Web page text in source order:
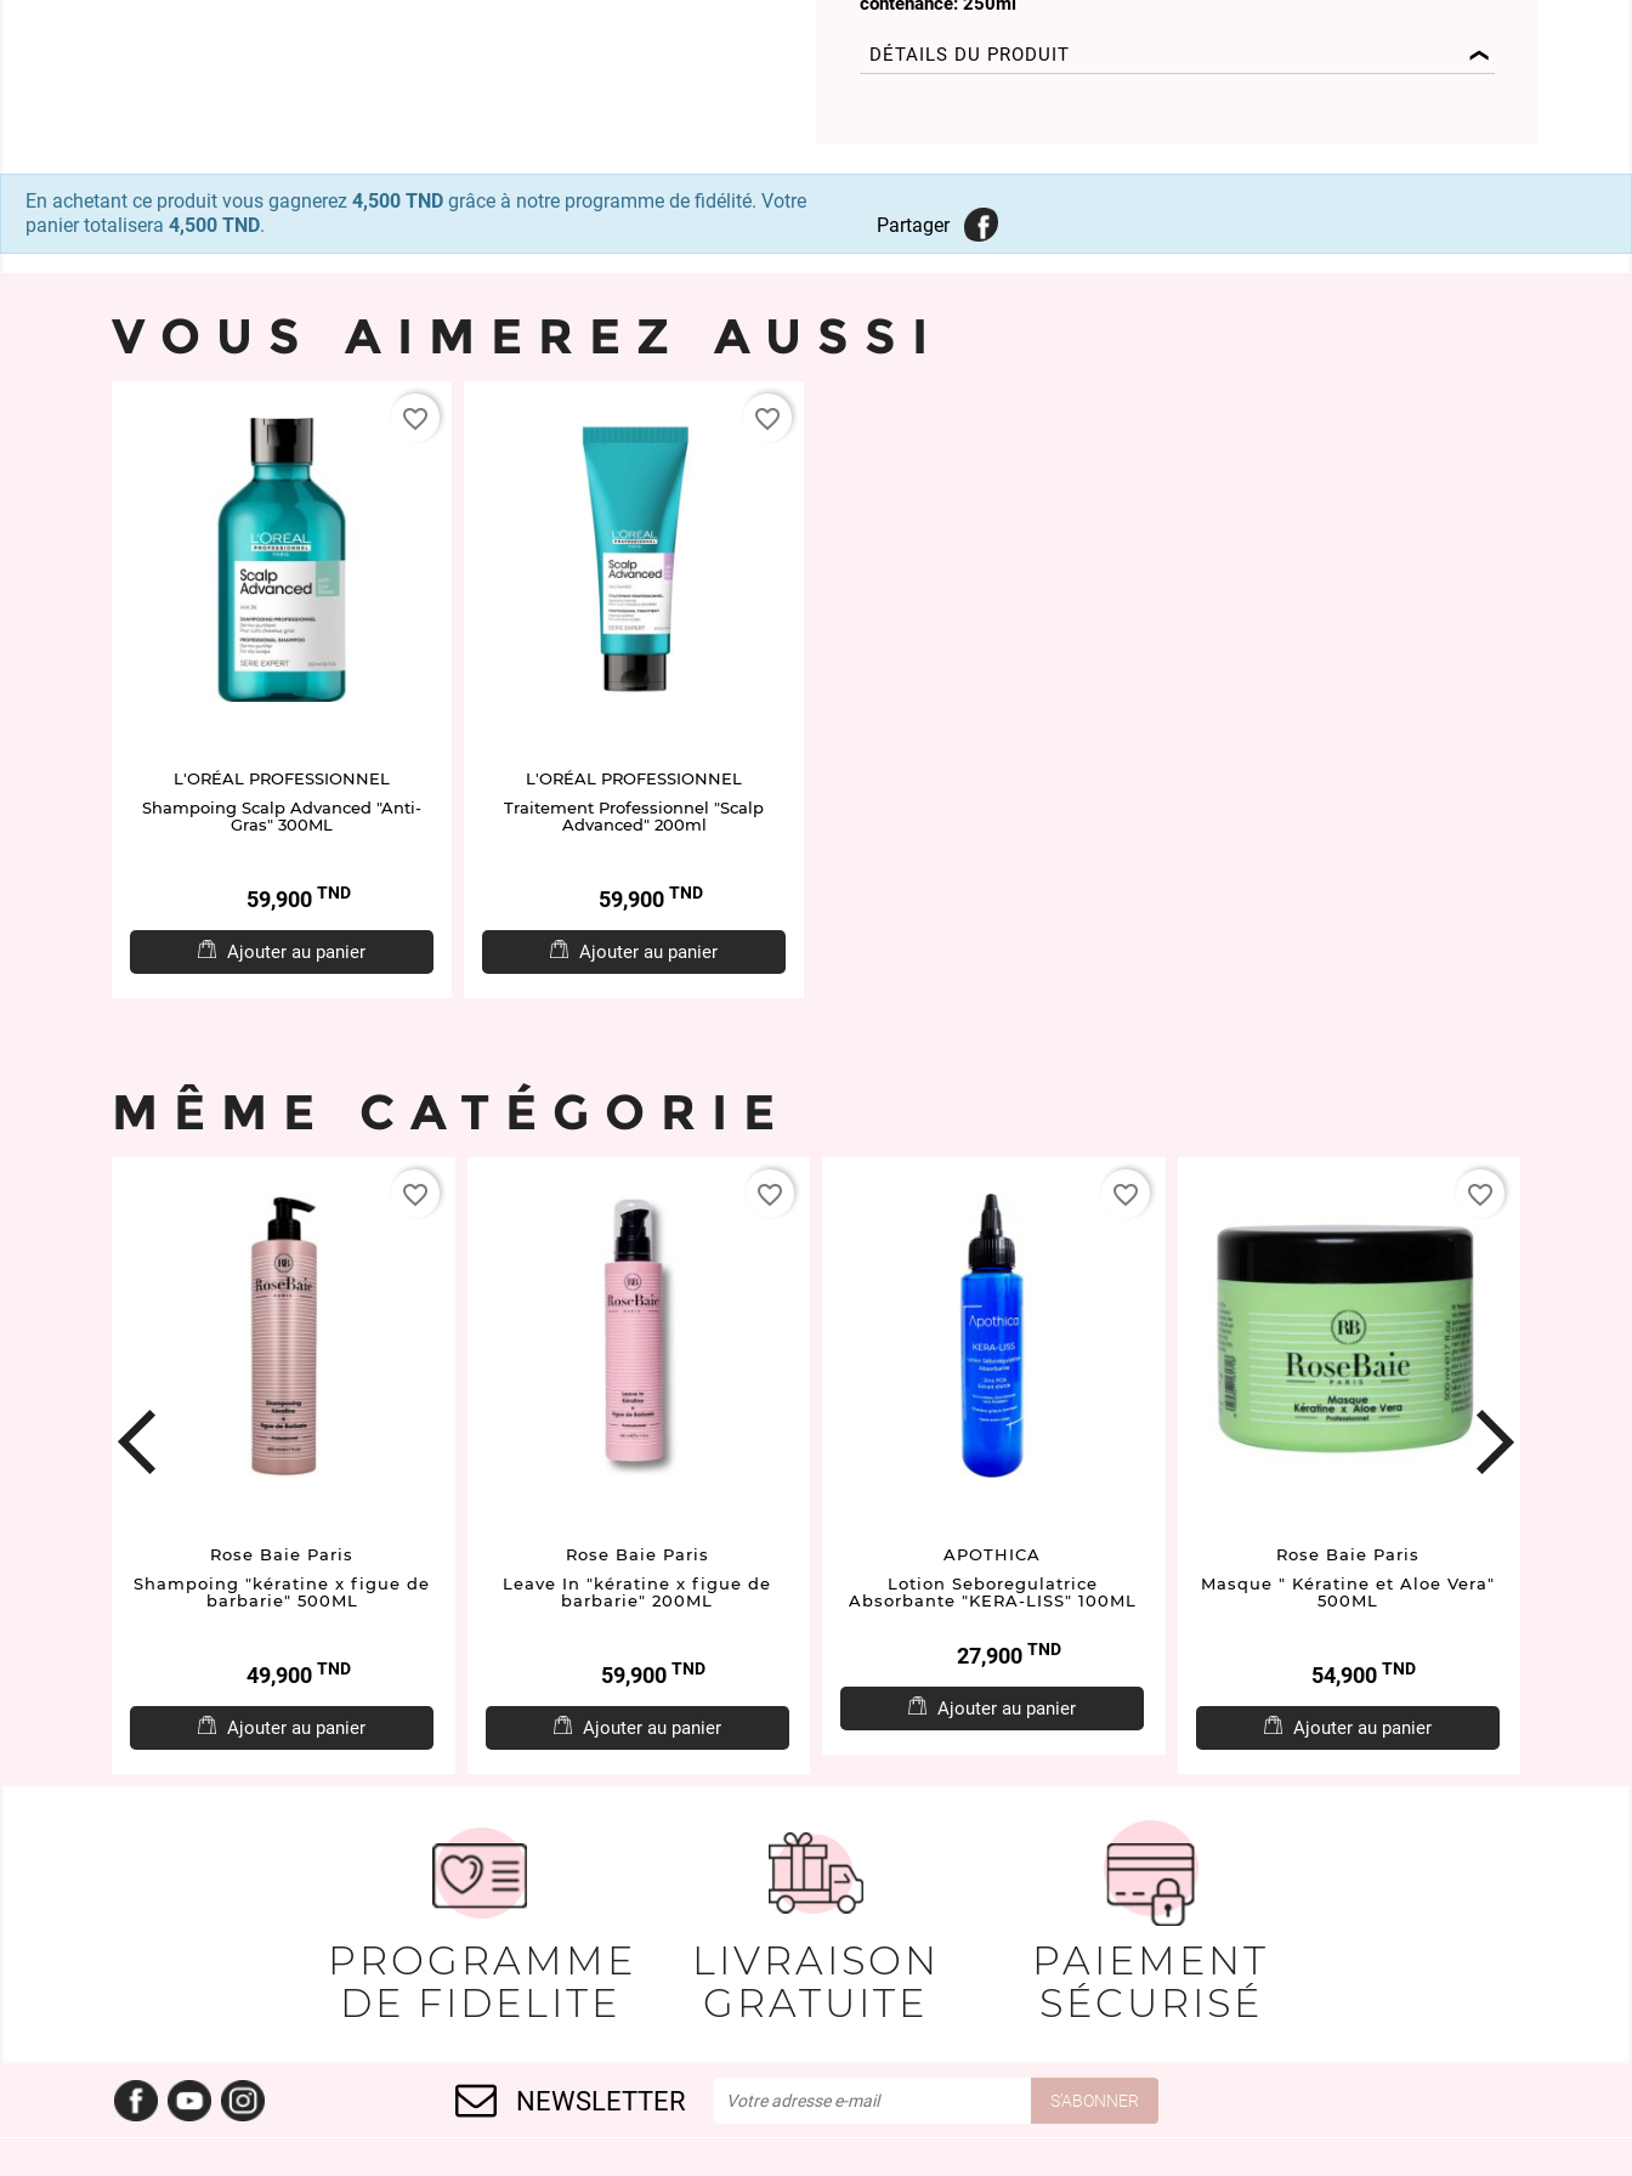
DÉTAILS DU PRODUIT
Partager
En achetant ce produit vous gagnerez 4,500 TND grâce à notre programme de fidélité. Votre
panier totalisera 4,500 TND.
VOUS AIMEREZ AUSSI
L'ORÉAL PROFESSIONNEL
Shampoing Scalp Advanced "Anti-
Gras" 300ML
Prix59,900 TND
Ajouter au panier
favorite_border
L'ORÉAL PROFESSIONNEL
Traitement Professionnel "Scalp
Advanced" 200ml
Prix59,900 TND
Ajouter au panier
favorite_border
MÊME CATÉGORIE
Rose Baie Paris
Shampoing "kératine x figue de
barbarie" 500ML
Prix49,900 TND
Ajouter au panier
favorite_border
Rose Baie Paris
Leave In "kératine x figue de
barbarie" 200ML
Prix59,900 TND
Ajouter au panier
favorite_border
APOTHICA
Lotion Seboregulatrice
Absorbante "KERA-LISS" 100ML
Prix27,900 TND
Ajouter au panier
favorite_border
Rose Baie Paris
Masque " Kératine et Aloe Vera"
500ML
Prix54,900 TND
Ajouter au panier
favorite_border
prev next
PROGRAMME
DE FIDELITE
LIVRAISON
GRATUITE
PAIEMENT
SÉCURISÉ
NEWSLETTER
FacebookYouTube